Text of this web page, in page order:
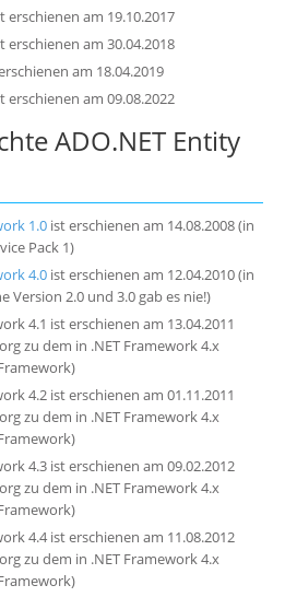
erschienen am 19.10.2017
erschienen am 30.04.2018
am 18.04.2019
erschienen am 09.08.2022
ADO.NET Entity
1.0ist erschienen am 14.08.2008 (in
Pack 1)
4.0ist erschienen am 12.04.2010 (in
Version 2.0 und 3.0 gab es nie!)
4.1 ist erschienen am 13.04.2011
zu dem in .NET Framework 4.x
4.2 ist erschienen am 01.11.2011
zu dem in .NET Framework 4.x
4.3 ist erschienen am 09.02.2012
zu dem in .NET Framework 4.x
4.4 ist erschienen am 11.08.2012
zu dem in .NET Framework 4.x